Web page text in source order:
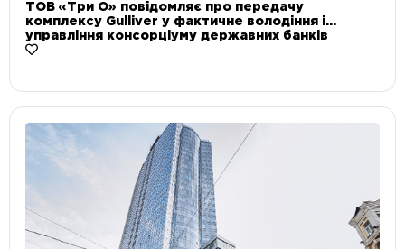
ТОВ «Три О» повідомляє про передачу
комплексу Gulliver у фактичне володіння і
управління консорціуму державних банків